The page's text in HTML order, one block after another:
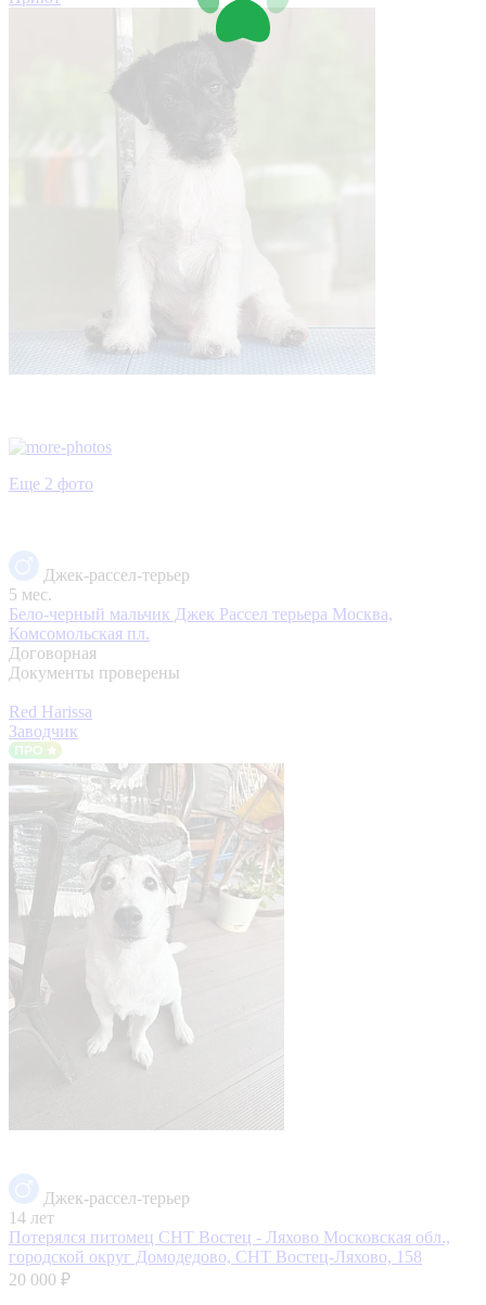
Еще 2 фото
Джек-рассел-терьер
5 мес.
Бело-черный мальчик Джек Рассел терьера Москва,
Комсомольская пл.
Договорная
Документы проверены
Red Harissa
Заводчик
Джек-рассел-терьер
14 лет
Потерялся питомец СНТ Востец - Ляхово Московская обл.,
городской округ Домодедово, СНТ Востец-Ляхово, 158
20 000 ₽